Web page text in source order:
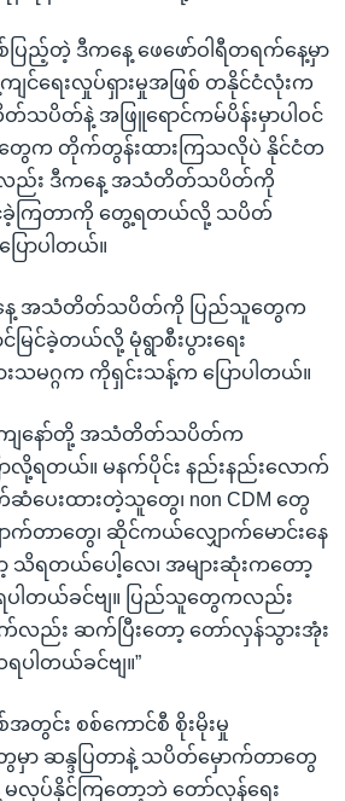
ပြည့်တဲ့ ဒီကနေ့ ဖေဖော်ဝါရီတရက်နေ့မှာ
င်ရေးလှုပ်ရှားမှုအဖြစ် တနိုင်ငံလုံးက
ပိတ်နဲ့ အဖြူရောင်ကမ်ပိန်းမှာပါဝင်
ေက တိုက်တွန်းထားကြသလိုပဲ နိုင်ငံတ
လည်း ဒီကနေ့ အသံတိတ်သပိတ်ကို
ခဲ့ကြတာကို တွေ့ရတယ်လို့ သပိတ်
ောပါတယ်။
နေ့ အသံတိတ်သပိတ်ကို ပြည်သူတွေက
ာင်မြင်ခဲ့တယ်လို့ မုံရွာစီးပွားရေး
သမဂ္ဂက ကိုရှင်းသန့်က ပြောပါတယ်။
း ကျနော်တို့ အသံတိတ်သပိတ်က
လို့ရတယ်။ မနက်ပိုင်း နည်းနည်းလောက်
ေးထားတဲ့သူတွေ၊ non CDM တွေ
က်တာတွေ၊ ဆိုင်ကယ်လျှောက်မောင်းနေ
ရတယ်ပေါ့လေ၊ အများဆုံးကတော့
ါတယ်ခင်ဗျ။ ပြည်သူတွေကလည်း
လည်း ဆက်ပြီးတော့ တော်လှန်သွားအုံး
ါတယ်ခင်ဗျ။”
တွင်း စစ်ကောင်စီ စိုးမိုးမှု
ေမှာ ဆန္ဒပြတာနဲ့ သပိတ်မှောက်တာတွေ
မလုပ်နိုင်ကြတော့ဘဲ တော်လှန်ရေး